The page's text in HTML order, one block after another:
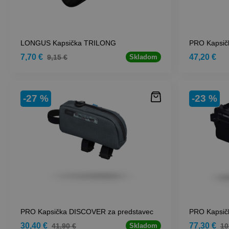
LONGUS Kapsička TRILONG
7,70 € 9,15 € Skladom
PRO
47,20 €
PRO Kapsička DISCOVER za predstavec
-27 %
30,40 € 41,90 € Skladom
PRO
-23 %
77,30 €